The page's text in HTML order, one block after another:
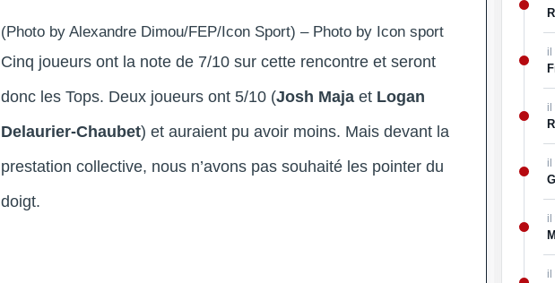
(Photo by Alexandre Dimou/FEP/Icon Sport) – Photo by Icon sport
Cinq joueurs ont la note de 7/10 sur cette rencontre et seront
donc les Tops. Deux joueurs ont 5/10 (Josh Maja et Logan
Delaurier-Chaubet) et auraient pu avoir moins. Mais devant la
prestation collective, nous n’avons pas souhaité les pointer du
doigt.
il
il
il
il
il